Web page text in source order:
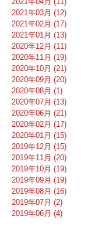
2021年03月 (12)
2021年02月 (17)
2021年01月 (13)
2020年12月 (11)
2020年11月 (19)
2020年10月 (21)
2020年09月 (20)
2020年08月 (1)
2020年07月 (13)
2020年06月 (21)
2020年02月 (17)
2020年01月 (15)
2019年12月 (15)
2019年11月 (20)
2019年10月 (19)
2019年09月 (19)
2019年08月 (16)
2019年07月 (2)
2019年06月 (4)